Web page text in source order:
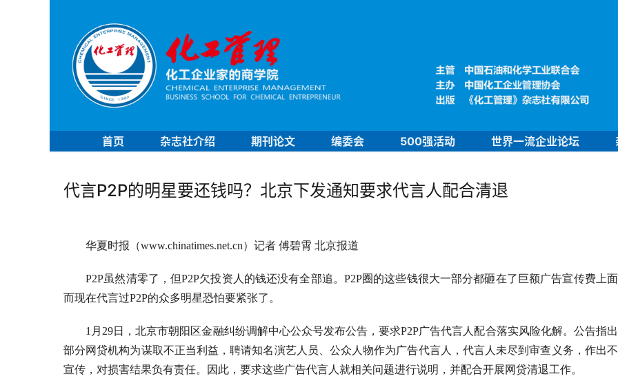
首页 杂志社介绍 期刊论文 编委会 500强活动 世界一流企业论坛
代言P2P的明星要还钱吗？北京下发通知要求代言人配合清退
华夏时报（www.chinatimes.net.cn）记者 傅碧霄 北京报道
P2P虽然清零了，但P2P欠投资人的钱还没有全部追。P2P圈的这些钱很大一部分都砸在了巨额广告宣传费上
而现在代言过P2P的众多明星恐怕要紧张了。
1月29日，北京市朝阳区金融纠纷调解中心公众号发布公告，要求P2P广告代言人配合落实风险化解。公告指
部分网贷机构为谋取不正当利益，聘请知名演艺人员、公众人物作为广告代言人，代言人未尽到审查义务，作出
宣传，对损害结果负有责任。因此，要求这些广告代言人就相关问题进行说明，并配合开展网贷清退工作。